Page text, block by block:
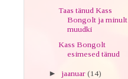
Taas tänud Kass
Bongolt ja minult
muudki
Kass Bongolt
esimesed tänud
► jaanuar (14)